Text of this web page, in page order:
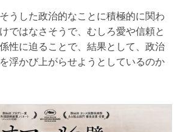
うした政治的なことに積極的に関わ
ではなさそうで、むしろ愛や信頼と
性に迫ることで、結果として、政治
浮かび上がらせようとしているのか